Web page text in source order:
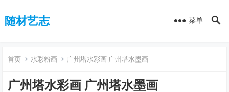
随材艺志 菜单
首页 水彩粉画 广州塔水彩画 广州塔水墨画
广州塔水彩画 广州塔水墨画